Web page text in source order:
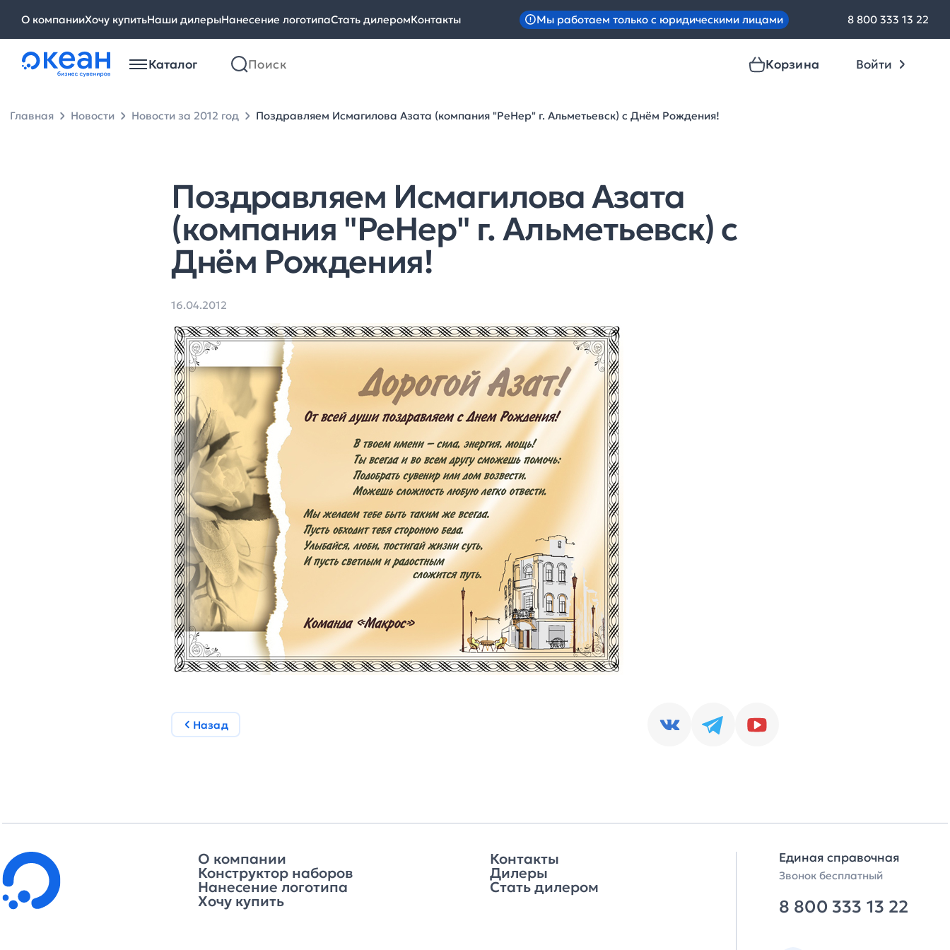
О компанииХочу купитьНаши дилерыНанесение логотипаСтать дилеромКонтакты Мы работаем только с юридическими лицами 8 800 333 13 22
Каталог Корзина Войти
Главная Новости Новости за 2012 год Поздравляем Исмагилова Азата (компания "РеНер" г. Альметьевск) с Днём Рождения!
Поздравляем Исмагилова Азата
(компания "РеНер" г. Альметьевск) с
Днём Рождения!
16.04.2012
Назад
О компании
Конструктор наборов
Нанесение логотипа
Хочу купить
Контакты
Дилеры
Стать дилером
Единая справочная
Звонок бесплатный
8 800 333 13 22